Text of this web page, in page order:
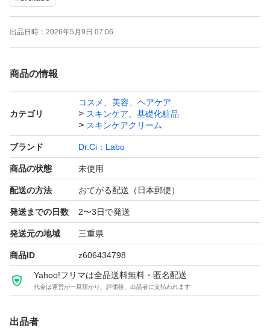
真皮のコラーゲン生成を促進し、シワを改善する医薬部外
品高機能ゲル。
しっかりうるおって、べたつかないリッチな濃密テクスチ
ャー
出品日時： 2026年5月9日 07:06
商品の情報
カテゴリ
コスメ、美容、ヘアケア
スキンケア、基礎化粧品
スキンケアクリーム
ブランド Dr.Ci：Labo
商品の状態 未使用
配送の方法 おてがる配送（日本郵便）
発送までの日数 2〜3日で発送
発送元の地域 三重県
商品ID z606434798
Yahoo!フリマは全品送料無料・匿名配送
代金は運営が一旦預かり、評価後、出品者に支払われます
出品者